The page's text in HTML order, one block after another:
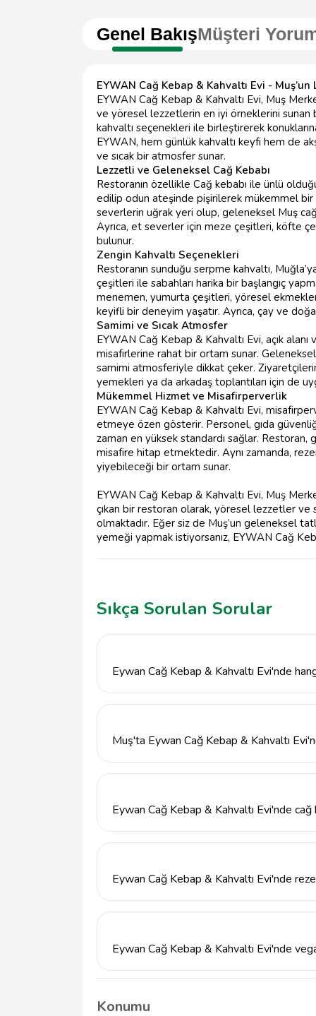
Genel BakışMüşteri
EYWAN Cağ Kebap & Kahvaltı Evi - Muş’un
EYWAN Cağ Kebap & Kahvaltı Evi, Muş
ve yöresel lezzetlerin en iyi örneklerini sunan
kahvaltı seçenekleri ile birleştirerek
EYWAN, hem günlük kahvaltı keyfi hem de
ve sıcak bir atmosfer sunar.
Lezzetli ve Geleneksel Cağ Kebabı
Restoranın özellikle Cağ kebabı ile ünlü
edilip odun ateşinde pişirilerek mükemmel bir
severlerin uğrak yeri olup, geleneksel Muş
Ayrıca, et severler için meze çeşitleri, köfte
bulunur.
Zengin Kahvaltı Seçenekleri
Restoranın sunduğu serpme kahvaltı,
çeşitleri ile sabahları harika bir başlangıç
menemen, yumurta çeşitleri, yöresel
keyifli bir deneyim yaşatır. Ayrıca, çay ve
Samimi ve Sıcak Atmosfer
EYWAN Cağ Kebap & Kahvaltı Evi, açık
misafirlerine rahat bir ortam sunar.
samimi atmosferiyle dikkat çeker.
yemekleri ya da arkadaş toplantıları için de
Mükemmel Hizmet ve Misafirperverlik
EYWAN Cağ Kebap & Kahvaltı Evi,
etmeye özen gösterir. Personel, gıda
zaman en yüksek standardı sağlar.
misafire hitap etmektedir. Aynı zamanda,
yiyebileceği bir ortam sunar.
EYWAN Cağ Kebap & Kahvaltı Evi, Muş
çıkan bir restoran olarak, yöresel lezzetler ve
olmaktadır. Eğer siz de Muş’un geleneksel
yemeği yapmak istiyorsanız, EYWAN Cağ
Sıkça Sorulan Sorular
Eywan Cağ Kebap & Kahvaltı Evi'nde
Muş'ta Eywan Cağ Kebap & Kahvaltı
Eywan Cağ Kebap & Kahvaltı Evi'nde cağ
Eywan Cağ Kebap & Kahvaltı Evi'nde
Eywan Cağ Kebap & Kahvaltı Evi'nde
EywAN Cağ Kebap & Kahvaltı Evi'nde
Konumu